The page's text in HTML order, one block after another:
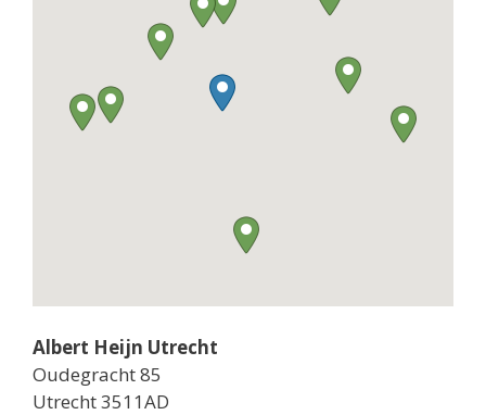
Albert Heijn Utrecht
Oudegracht 85
Utrecht 3511AD